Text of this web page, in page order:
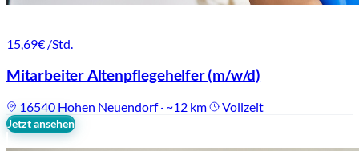
15,69€ /Std.
Mitarbeiter Altenpflegehelfer(m/w/d)
16540 Hohen Neuendorf · ~12 km Vollzeit
Jetzt ansehen